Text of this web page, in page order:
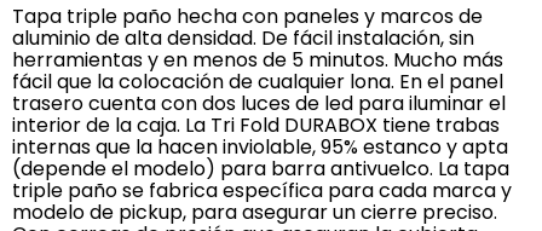
Tapa triple paño hecha con paneles y marcos de
aluminio de alta densidad. De fácil instalación, sin
herramientas y en menos de 5 minutos. Mucho más
fácil que la colocación de cualquier lona. En el panel
trasero cuenta con dos luces de led para iluminar el
interior de la caja. La Tri Fold DURABOX tiene trabas
internas que la hacen inviolable, 95% estanco y apta
(depende el modelo) para barra antivuelco. La tapa
triple paño se fabrica específica para cada marca y
modelo de pickup, para asegurar un cierre preciso.